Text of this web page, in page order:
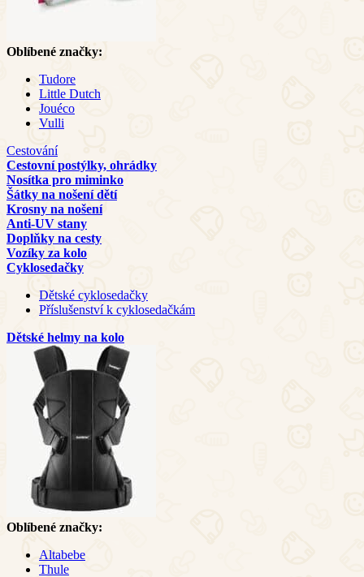
Oblíbené značky:
Tudore
Little Dutch
Jouéco
Vulli
Cestování
Cestovní postýlky, ohrádky
Nosítka pro miminko
Šátky na nošení dětí
Krosny na nošení
Anti-UV stany
Doplňky na cesty
Vozíky za kolo
Cyklosedačky
Dětské cyklosedačky
Příslušenství k cyklosedačkám
Dětské helmy na kolo
Oblíbené značky:
Altabebe
Thule